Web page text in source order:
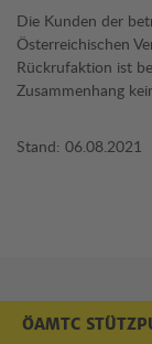
Die Kunden der
Österreichischen
Rückrufaktion ist
Zusammenhang
Stand: 06.08.2021
ÖAMTC